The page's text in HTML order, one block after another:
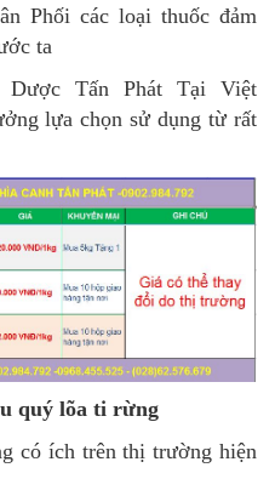
Phối các loại thuốc đảm
ta
Dược Tấn Phát Tại Việt
lựa chọn sử dụng từ rất
quý lõa ti rừng
có ích trên thị trường hiện